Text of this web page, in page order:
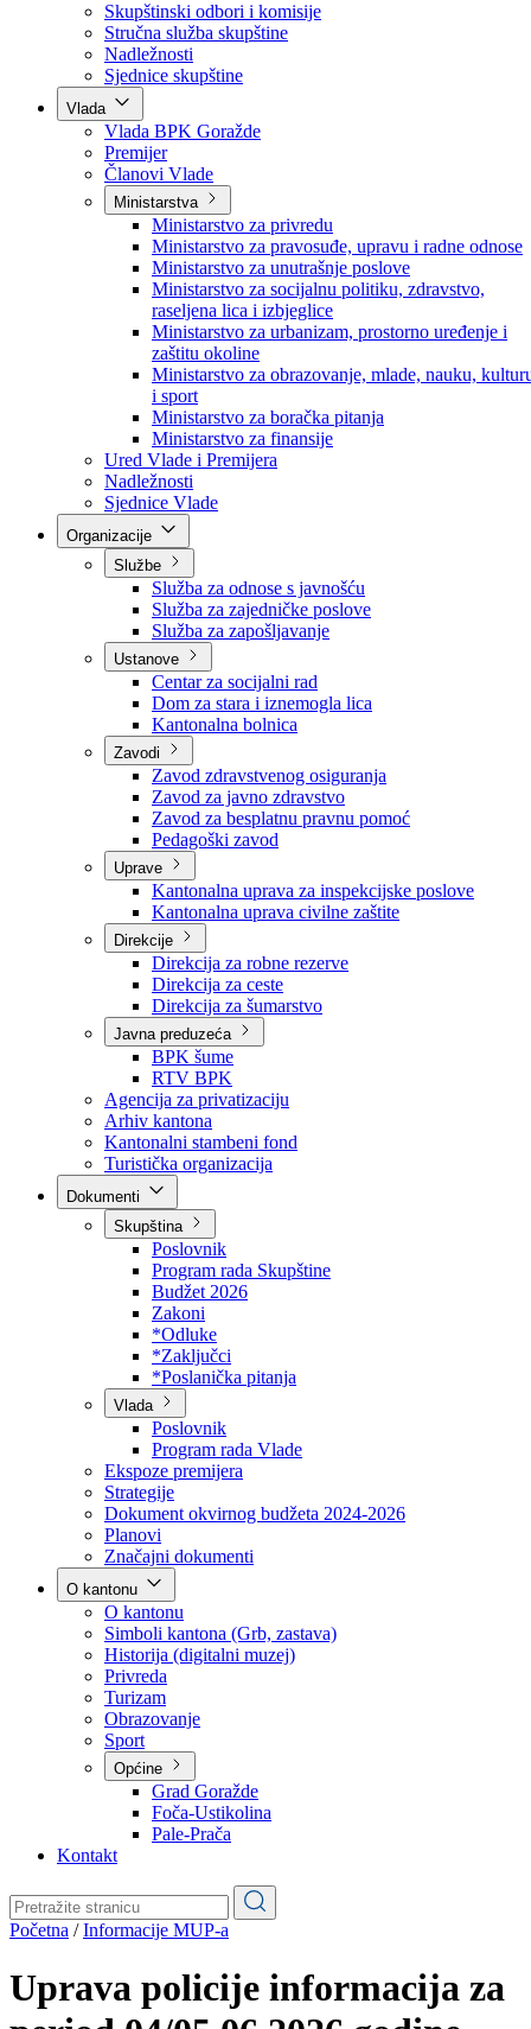
Poslanici po strankama
Poslanici po klubovima naroda
Kolegij skupštine
Skupštinski odbori i komisije
Stručna služba skupštine
Nadležnosti
Sjednice skupštine
Vlada
Vlada BPK Goražde
Premijer
Članovi Vlade
Ministarstva
Ministarstvo za privredu
Ministarstvo za pravosuđe, upravu i radne odnose
Ministarstvo za unutrašnje poslove
Ministarstvo za socijalnu politiku, zdravstvo,
raseljena lica i izbjeglice
Ministarstvo za urbanizam, prostorno uređenje i
zaštitu okoline
Ministarstvo za obrazovanje, mlade, nauku,
i sport
Ministarstvo za boračka pitanja
Ministarstvo za finansije
Ured Vlade i Premijera
Nadležnosti
Sjednice Vlade
Službe
Služba za odnose s javnošću
Služba za zajedničke poslove
Služba za zapošljavanje
Ustanove
Centar za socijalni rad
Dom za stara i iznemogla lica
Kantonalna bolnica
Zavodi
Zavod zdravstvenog osiguranja
Zavod za javno zdravstvo
Zavod za besplatnu pravnu pomoć
Pedagoški zavod
Uprave
Kantonalna uprava za inspekcijske poslove
Kantonalna uprava civilne zaštite
Direkcije
Direkcija za robne rezerve
Direkcija za ceste
Direkcija za šumarstvo
Javna preduzeća
BPK šume
RTV BPK
Agencija za privatizaciju
Arhiv kantona
Kantonalni stambeni fond
Turistička organizacija
Skupština
Poslovnik
Program rada Skupštine
Budžet 2026
Zakoni
*Odluke
*Zaključci
*Poslanička pitanja
Vlada
Poslovnik
Program rada Vlade
Ekspoze premijera
Strategije
Dokument okvirnog budžeta 2024-2026
Planovi
Značajni dokumenti
O kantonu
O kantonu
Simboli kantona (Grb, zastava)
Historija (digitalni muzej)
Privreda
Turizam
Obrazovanje
Općine
Pale-Prača
Kontakt
Početna/Informacije MUP-a